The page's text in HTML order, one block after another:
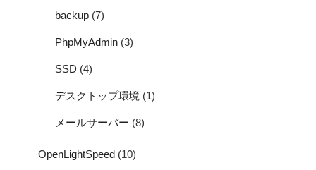
backup (7)
PhpMyAdmin (3)
SSD (4)
デスクトップ環境 (1)
メールサーバー (8)
OpenLightSpeed (10)